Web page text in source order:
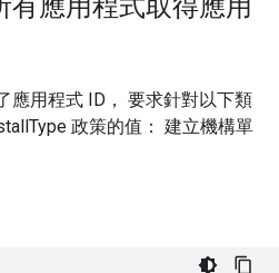
有應用程式取得應用
應用程式 ID， 要求針對以下類
政策的值： 建立機構單